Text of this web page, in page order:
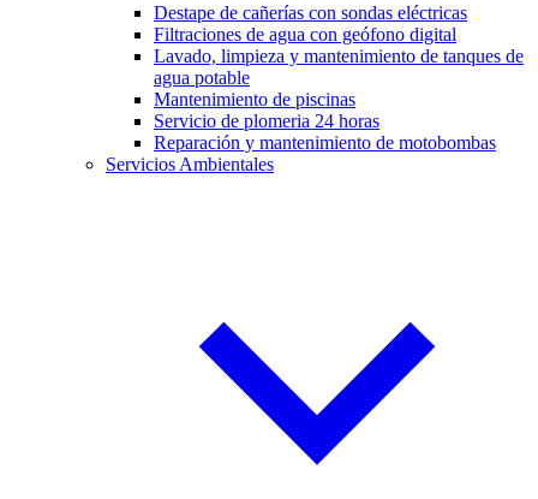
Destape de cañerías con sondas eléctricas
Filtraciones de agua con geófono digital
Lavado, limpieza y mantenimiento de tanques de
agua potable
Mantenimiento de piscinas
Servicio de plomeria 24 horas
Reparación y mantenimiento de motobombas
Servicios Ambientales